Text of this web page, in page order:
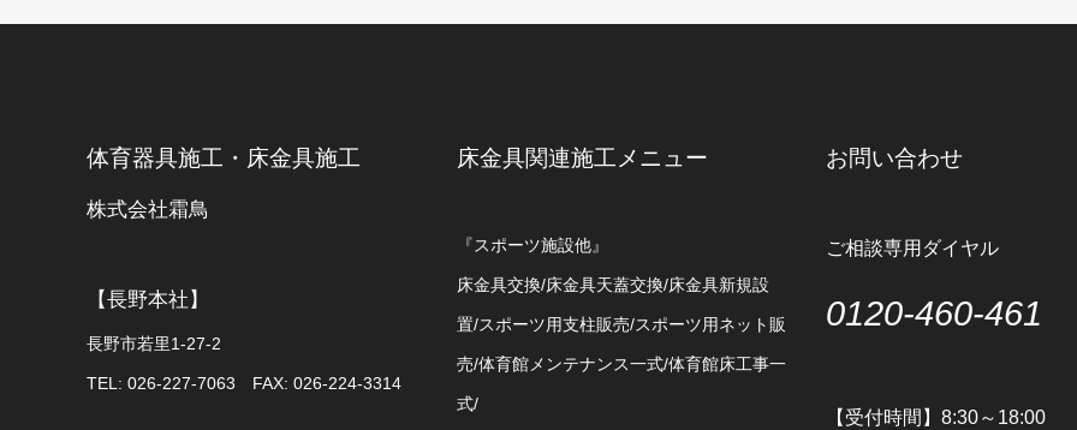
体育器具施工・床金具施工
株式会社霜鳥
【長野本社】
長野市若里1-27-2
TEL: 026-227-7063 FAX: 026-224-3314
床金具関連施工メニュー
『スポーツ施設他』
床金具交換/床金具天蓋交換/床金具新規設
置/スポーツ用支柱販売/スポーツ用ネット販
売/体育館メンテナンス一式/体育館床工事一
式/
お問い合わせ
ご相談専用ダイヤル
0120-460-461
【受付時間】8:30～18:00